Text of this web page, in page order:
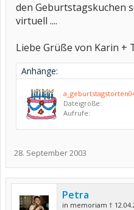
den Geburtstagskuchen
virtuell ....
Liebe Grüße von Karin +
Anhänge:
Dateigröße:
Aufrufe:
28. September 2003
Petra
in memoriam †